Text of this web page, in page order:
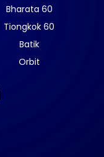
Bharata 60
Tiongkok 60
Batik
Orbit